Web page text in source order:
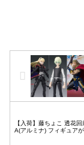
【入荷】藤ちょこ 透花
A(アルミナ) フィギュアが